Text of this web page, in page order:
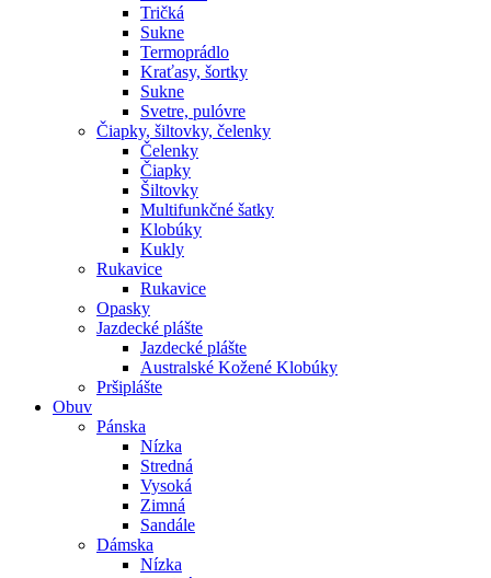
Tričká
Sukne
Termoprádlo
Kraťasy, šortky
Sukne
Svetre, pulóvre
Čiapky, šiltovky, čelenky
Čelenky
Čiapky
Šiltovky
Multifunkčné šatky
Klobúky
Kukly
Rukavice
Rukavice
Opasky
Jazdecké plášte
Jazdecké plášte
Australské Kožené Klobúky
Pršiplášte
Obuv
Pánska
Nízka
Stredná
Vysoká
Zimná
Sandále
Dámska
Nízka